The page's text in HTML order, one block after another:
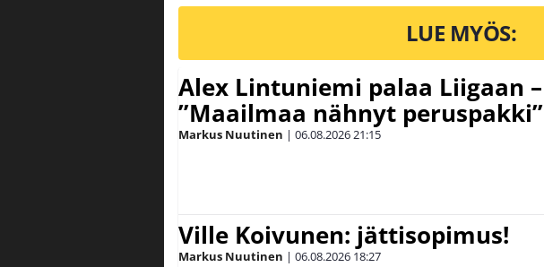
LUE MYÖS:
Alex Lintuniemi palaa Liigaan –
”Maailmaa nähnyt peruspakki”
Markus Nuutinen | 06.08.202621:15
Ville Koivunen: jättisopimus!
Markus Nuutinen | 06.08.2026 18:27